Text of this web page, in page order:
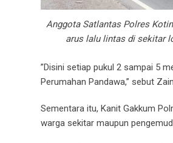
Anggota Satlantas Polres
arus lalu lintas di sekitar
”Disini setiap pukul 2 sampai 5
Perumahan Pandawa,” sebut
Sementara itu, Kanit Gakkum
warga sekitar maupun